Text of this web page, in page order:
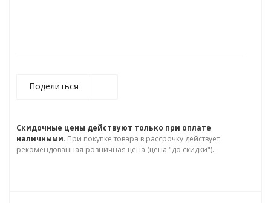
Поделиться
Скидочные цены действуют только при оплате
наличными. При покупке товара в рассрочку действует
рекомендованная розничная цена (цена "до скидки").